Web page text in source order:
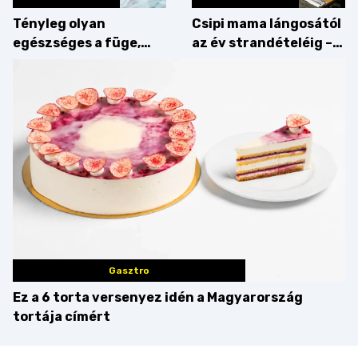
Tényleg olyan
egészséges a füge,
Csipi mama lángosától
az év strandételéig –
Gasztro
Ez a 6 torta versenyez idén a Magyarország
tortája címért